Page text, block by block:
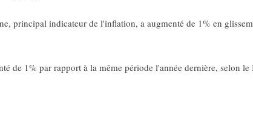
principal indicateur de l'inflation, a augmenté de 1% en
de 1% par rapport à la même période l'année dernière, selon le